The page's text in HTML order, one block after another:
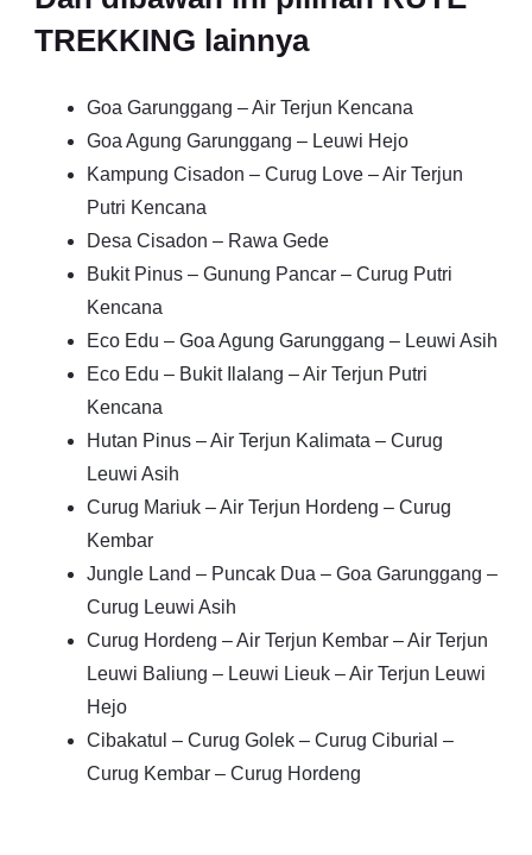
TREKKING lainnya
Goa Garunggang – Air Terjun Kencana
Goa Agung Garunggang – Leuwi Hejo
Kampung Cisadon – Curug Love – Air Terjun
Putri Kencana
Desa Cisadon – Rawa Gede
Bukit Pinus – Gunung Pancar – Curug Putri
Kencana
Eco Edu – Goa Agung Garunggang – Leuwi Asih
Eco Edu – Bukit Ilalang – Air Terjun Putri
Kencana
Hutan Pinus – Air Terjun Kalimata – Curug
Leuwi Asih
Curug Mariuk – Air Terjun Hordeng – Curug
Kembar
Jungle Land – Puncak Dua – Goa Garunggang –
Curug Leuwi Asih
Curug Hordeng – Air Terjun Kembar – Air Terjun
Leuwi Baliung – Leuwi Lieuk – Air Terjun Leuwi
Hejo
Cibakatul – Curug Golek – Curug Ciburial –
Curug Kembar – Curug Hordeng